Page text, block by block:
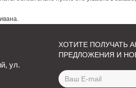
дивана.
ул.
ХОТИТЕ ПОЛУЧАТЬ
ПРЕДЛОЖЕНИЯ И
Email
address